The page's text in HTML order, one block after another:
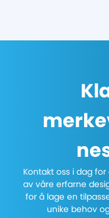
Kontakt oss i dag
av våre erfarne
for å lage en
unike behov